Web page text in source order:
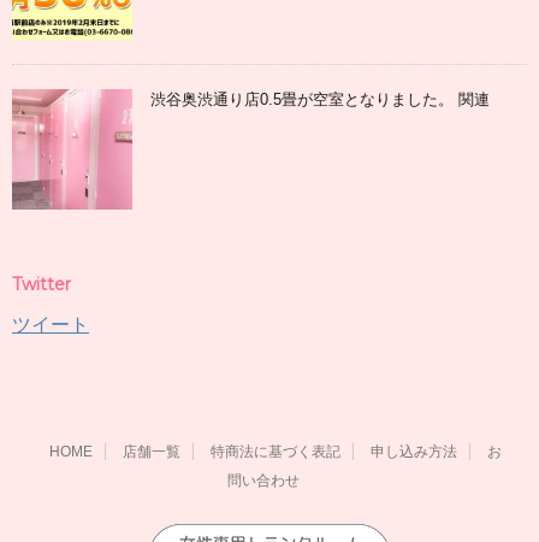
渋谷奥渋通り店0.5畳が空室となりました。 関連
Twitter
ツイート
HOME 店舗一覧 特商法に基づく表記 申し込み方法
お
問い合わせ